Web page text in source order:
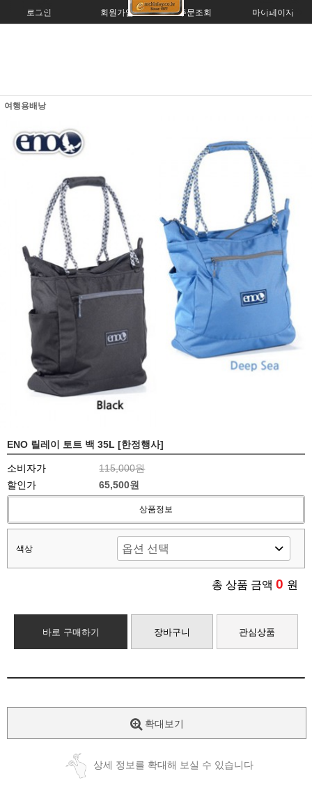
로그인 회원가입 주문조회 마이페이지
여행용배낭
ENO 릴레이 토트 백 35L [한정행사]
소비자가
115,000원
할인가
65,500원
상품정보
색상
총 상품 금액 0 원
바로 구매하기 장바구니 관심상품
확대보기
상세 정보를 확대해 보실 수 있습니다